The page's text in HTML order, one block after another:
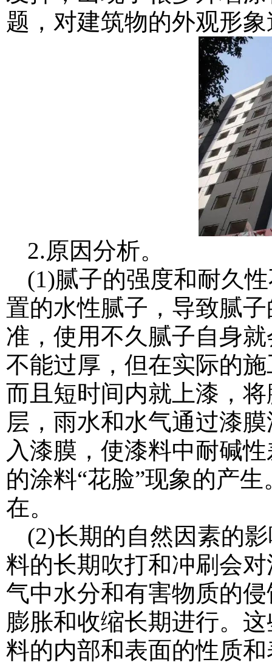
题，对建筑物的外观形
2.原因分析。
(1)腻子的强度和耐久
置的水性腻子，导致腻
准，使用不久腻子自身
不能过厚，但在实际的
而且短时间内就上漆，
层，雨水和水气通过漆
入漆膜，使漆料中耐碱
的涂料“花脸”现象的产
在。
(2)长期的自然因素的
料的长期吹打和冲刷会
气中水分和有害物质的
膨胀和收缩长期进行。
料的内部和表面的性质